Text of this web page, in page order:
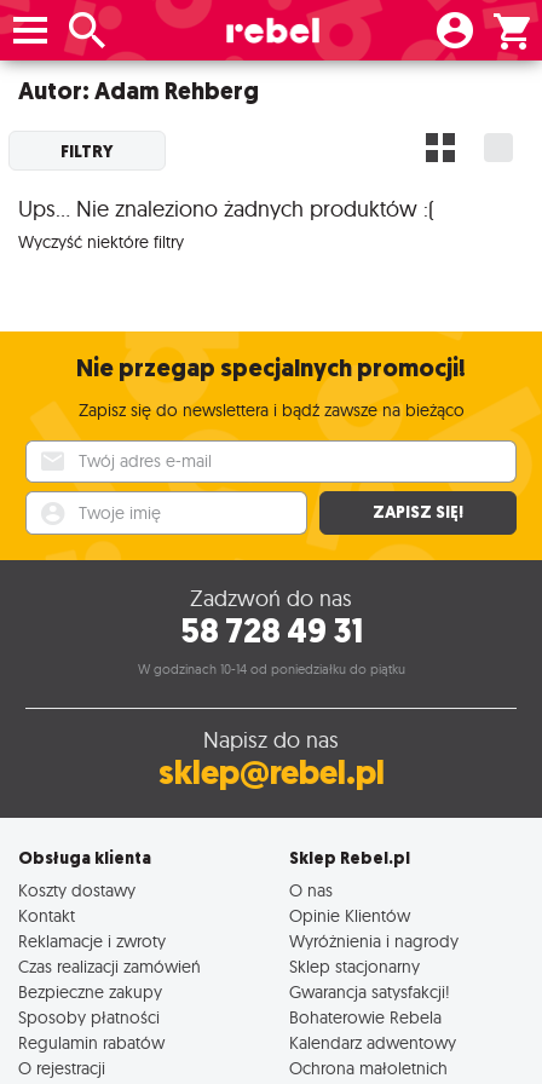
Autor: Adam Rehberg
FILTRY
Ups... Nie znaleziono żadnych produktów :(
Wyczyść niektóre filtry
Nie przegap specjalnych promocji!
Zapisz się do newslettera i bądź zawsze na bieżąco
ZAPISZ SIĘ!
Zadzwoń do nas
58 728 49 31
W godzinach 10-14 od poniedziałku do piątku
Napisz do nas
sklep@rebel.pl
Obsługa klienta
Koszty dostawy
Kontakt
Reklamacje i zwroty
Czas realizacji zamówień
Bezpieczne zakupy
Sposoby płatności
Regulamin rabatów
O rejestracji
Sklep Rebel.pl
O nas
Opinie Klientów
Wyróżnienia i nagrody
Sklep stacjonarny
Gwarancja satysfakcji!
Bohaterowie Rebela
Kalendarz adwentowy
Ochrona małoletnich